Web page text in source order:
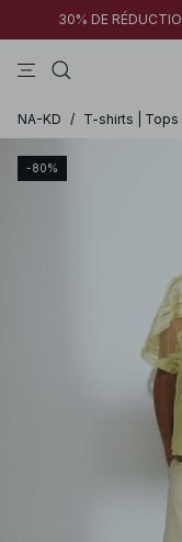
30% DE
NA-KD / T-shirts | Tops
-80%